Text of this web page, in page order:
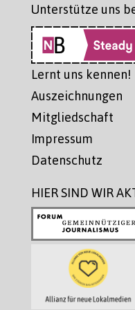
Unterstütze uns
Lernt uns kennen!
Auszeichnungen
Mitgliedschaft
Impressum
Datenschutz
HIER SIND WIR